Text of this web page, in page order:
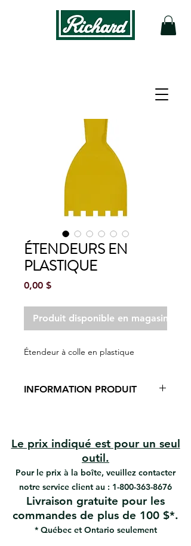
ÉTENDEURS EN
PLASTIQUE
0,00 $Prix
Produit disponible en magasin
Étendeur à colle en plastique
INFORMATION PRODUIT
chocs
Applique les adhésifs (suivez les
recommandations du fabricant de
l'adhésif pour la taille et le style de
l'encoche de l'outil)
Le prix indiqué est pour un seul
outil.
Pour le prix à la boîte, veuillez contacter
notre service client au : 1-800-363-8676
Livraison gratuite pour les
commandes de plus de 100 $*.
* Québec et Ontario seulement